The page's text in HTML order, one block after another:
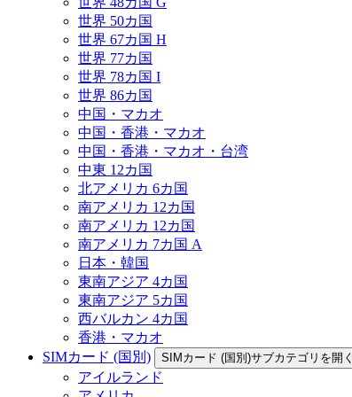
世界 50カ国
世界 67カ国 H
世界 77カ国
世界 78カ国 I
世界 86カ国
中国・マカオ
中国・香港・マカオ
中国・香港・マカオ・台湾
中東 12カ国
北アメリカ 6カ国
南アメリカ 12カ国
南アメリカ 12カ国
南アメリカ 7カ国 A
日本・韓国
東南アジア 4カ国
東南アジア 5カ国
西バルカン 4カ国
香港・マカオ
SIMカード (国別)
SIMカード (国別)サブカテゴリを開く
アイルランド